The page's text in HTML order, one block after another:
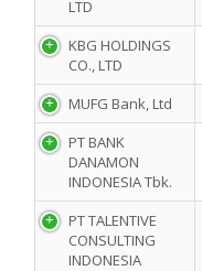
LTD
KBG HOLDINGS
CO., LTD
MUFG Bank, Ltd
PT BANK
DANAMON
INDONESIA Tbk.
PT TALENTIVE
CONSULTING
INDONESIA